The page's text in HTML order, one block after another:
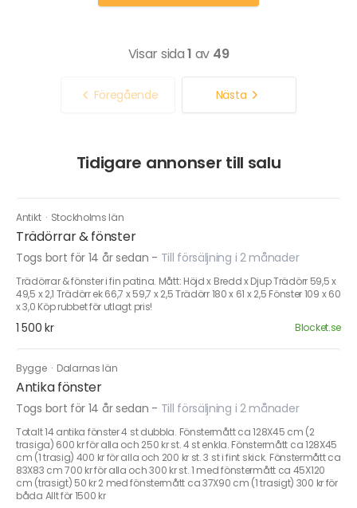
Visar sida1 av 49
Föregående Nästa
Tidigare annonser till salu
Antikt · Stockholms län
Trädörrar & fönster
Togs bort för 14 år sedan - Till försäljning i 2 månader
Trädörrar & fönster i fin patina. Mått: Höjd x Bredd x Djup Trädörr 59,5 x
49,5 x 2,1 Trädörr ek 66,7 x 59,7 x 2,5 Trädörr 180 x 61 x 2,5 Fönster 109 x 60
x 3,0 Köp rubbet för utlagt pris!
1 500 kr Blocket.se
Bygge · Dalarnas län
Antika fönster
Togs bort för 14 år sedan - Till försäljning i 2 månader
Totalt 14 antika fönster 4 st dubbla. Fönstermått ca 128X45 cm (2
trasiga) 600 kr för alla och 250 kr st. 4 st enkla. Fönstermått ca 128X45
cm (1 trasig) 400 kr för alla och 200 kr st. 3 st i fint skick. Fönstermått ca
83X83 cm 700 kr för alla och 300 kr st. 1 med fönstermått ca 45X120
cm (trasigt) 50 kr 2 med fönstermått ca 37X90 cm (1 trasigt) 300 kr för
båda Allt för 1500 kr